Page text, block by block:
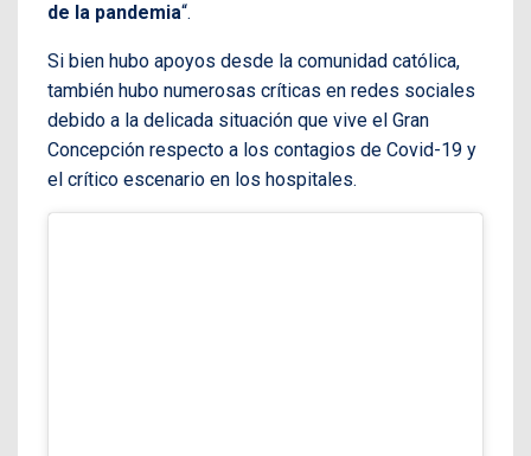
de la pandemia“.
Si bien hubo apoyos desde la comunidad católica,
también hubo numerosas críticas en redes sociales
debido a la delicada situación que vive el Gran
Concepción respecto a los contagios de Covid-19 y
el crítico escenario en los hospitales.